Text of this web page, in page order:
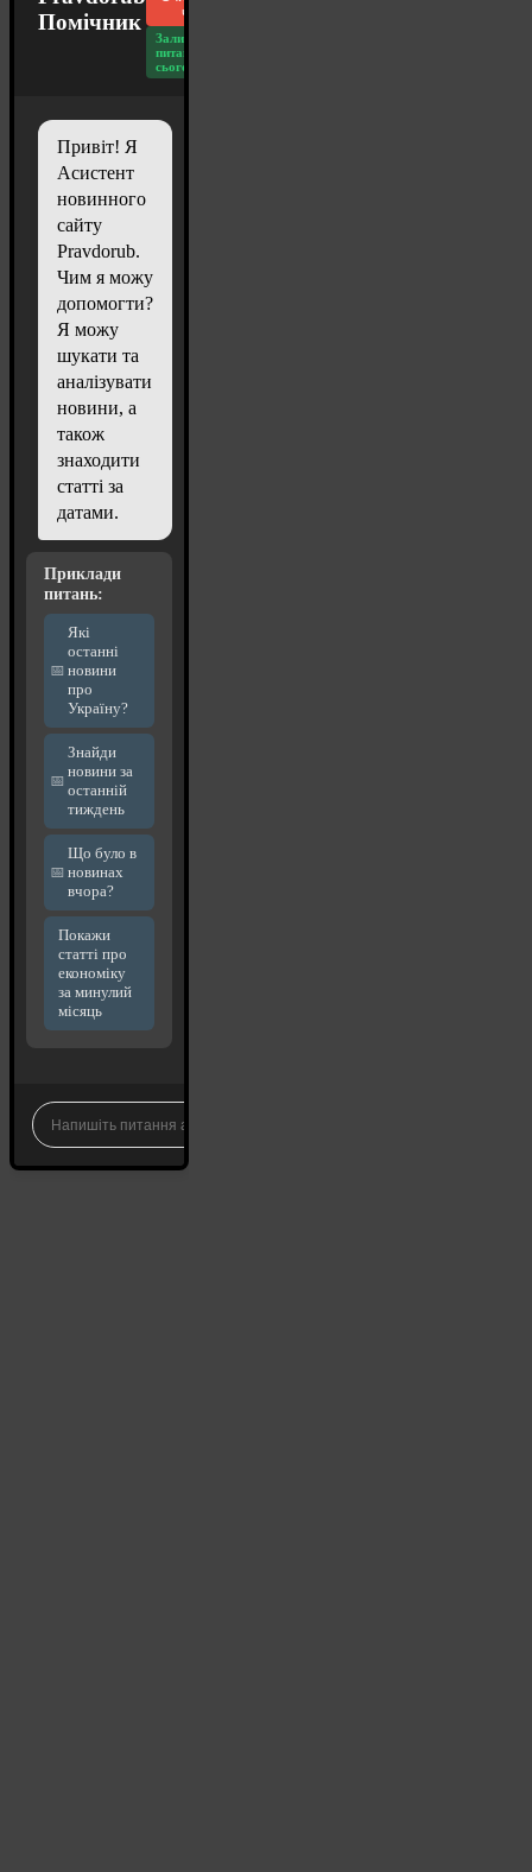
Помічник
чат
Залишилось
питань
сьогодні: 20
Привіт! Я
Асистент
новинного
сайту
Pravdorub.
Чим я можу
допомогти?
Я можу
шукати та
аналізувати
новини, а
також
знаходити
статті за
датами.
Приклади
питань:
Які
останні
новини
про
Україну?
Знайди
новини за
останній
тиждень
Що було в
новинах
вчора?
Покажи
статті про
економіку
за минулий
місяць